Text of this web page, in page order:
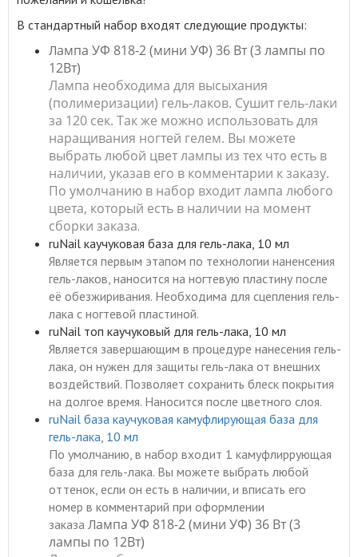
В стандартный набор входят следующие продукты:
Лампа УФ 818-2 (мини УФ) 36 Вт (3 лампы по
12Вт)
Лампа необходима для высыхания
(полимеризации) гель-лаков. Сушит гель-лаки
за 120 сек. Так же можно использовать для
наращивания ногтей гелем. Вы можете
выбрать любой цвет лампы из тех что есть в
наличии, указав его в комментарии к заказу.
По умолчанию в набор входит лампа любого
цвета, который есть в наличии на момент
сборки заказа.
ruNail каучуковая база для гель-лака, 10 мл
Является первым этапом по технологии наненсения
гель-лаков, наносится на ногтевую пластину после
её обезжиривания. Необходима для сцепления гель-
лака с ногтевой пластиной.
ruNail топ каучуковый для гель-лака, 10 мл
Является завершающим в процедуре нанесения гель-
лака, он нужен для защиты гель-лака от внешних
воздействий. Позволяет сохранить блеск покрытия
на долгое время. Наносится после цветного слоя.
ruNail база каучуковая камуфлирующая база для
гель-лака, 10 мл
По умолчанию, в набор входит 1 камуфлиррующая
база для гель-лака. Вы можете выбрать любой
оттенок, если он есть в наличии, и вписать его
номер в комментарий при оформлении
заказа Лампа УФ 818-2 (мини УФ) 36 Вт (3
лампы по 12Вт)